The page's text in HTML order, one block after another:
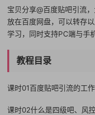
宝贝分享@百度贴吧引流
放在百度网盘，可以转存
学习，同时支持PC端与手
教程目录
课时01百度贴吧引流的工
课时02什么是四级吧、风